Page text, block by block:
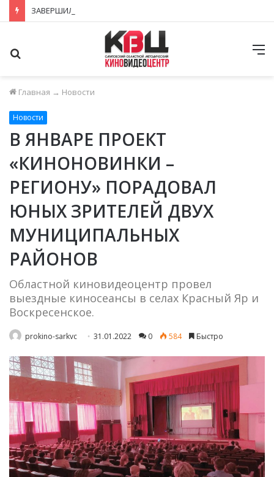
Главная → Новости
Новости
В ЯНВАРЕ ПРОЕКТ
«КИНОНОВИНКИ –
РЕГИОНУ» ПОРАДОВАЛ
ЮНЫХ ЗРИТЕЛЕЙ ДВУХ
МУНИЦИПАЛЬНЫХ
РАЙОНОВ
Областной киновидеоцентр провел
выездные киносеансы в селах Красный Яр и
Воскресенское.
prokino-sarkvc 31.01.2022 0 584 Быстро